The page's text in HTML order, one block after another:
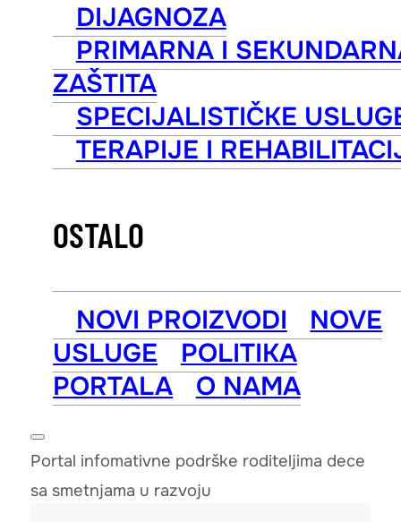
DIJAGNOZA
PRIMARNA I
ZAŠTITA
SPECIJALISTIČKE
TERAPIJE I
OSTALO
NOVI PROIZVODI
NOVE
USLUGE
POLITIKA
PORTALA
O NAMA
Portal infomativne podrške roditeljima dece
sa smetnjama u razvoju